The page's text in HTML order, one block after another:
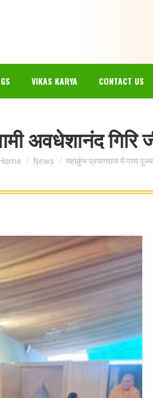
VIKAS KARYA CONTACT US
अवधेशानंद गिरि
You are here:
Home News महाकुंभ प्रयागराज में परम पूज्य…